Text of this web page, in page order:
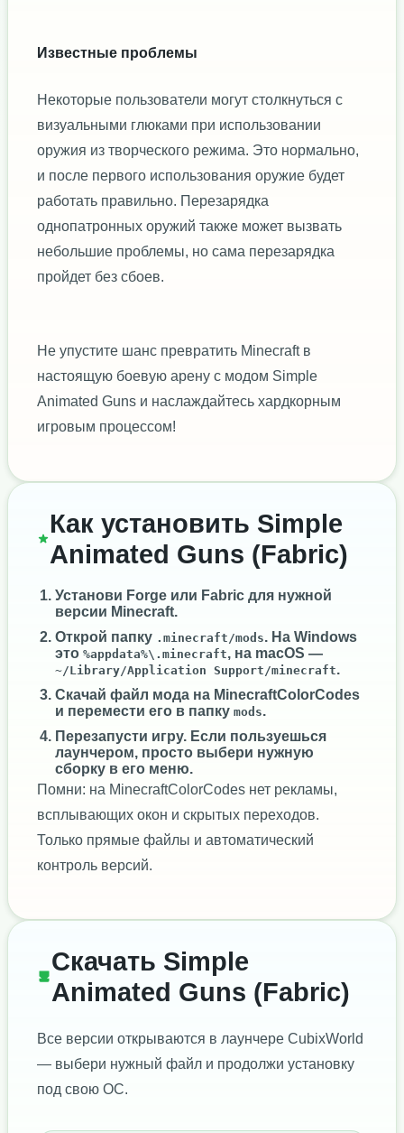
Известные проблемы
Некоторые пользователи могут столкнуться с
визуальными глюками при использовании
оружия из творческого режима. Это нормально,
и после первого использования оружие будет
работать правильно. Перезарядка
однопатронных оружий также может вызвать
небольшие проблемы, но сама перезарядка
пройдет без сбоев.
Не упустите шанс превратить Minecraft в
настоящую боевую арену с модом Simple
Animated Guns и наслаждайтесь хардкорным
игровым процессом!
Как установить Simple
Animated Guns (Fabric)
Установи Forge или Fabric для нужной
версии Minecraft.
Открой папку .minecraft/mods. На Windows
это %appdata%\.minecraft, на macOS —
~/Library/Application Support/minecraft.
Скачай файл мода на MinecraftColorCodes
и перемести его в папку mods.
Перезапусти игру. Если пользуешься
лаунчером, просто выбери нужную
сборку в его меню.
Помни: на MinecraftColorCodes нет рекламы,
всплывающих окон и скрытых переходов.
Только прямые файлы и автоматический
контроль версий.
Скачать Simple
Animated Guns (Fabric)
Все версии открываются в лаунчере CubixWorld
— выбери нужный файл и продолжи установку
под свою ОС.